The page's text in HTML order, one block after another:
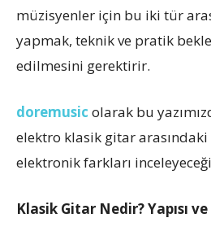
müzisyenler için bu iki tür
yapmak, teknik ve pratik
edilmesini gerektirir.
doremusic olarak bu
elektro klasik gitar arasındaki
elektronik farkları
Klasik Gitar Nedir? Yapısı